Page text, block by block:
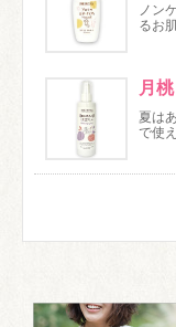
ノン
るお
月
夏は
で使